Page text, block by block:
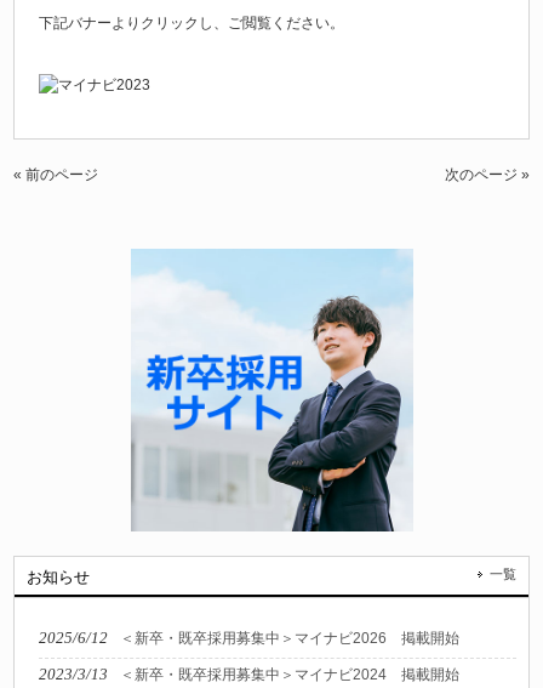
下記バナーよりクリックし、ご閲覧ください。
« 前のページ 次のページ »
お知らせ 一覧
2025/6/12 ＜新卒・既卒採用募集中＞マイナビ2026 掲載開始
2023/3/13 ＜新卒・既卒採用募集中＞マイナビ2024 掲載開始